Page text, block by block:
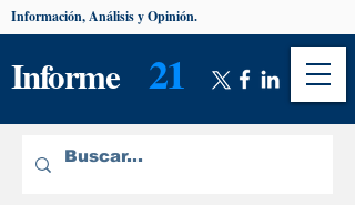
Informe 21
Información, Análisis y Opinión.